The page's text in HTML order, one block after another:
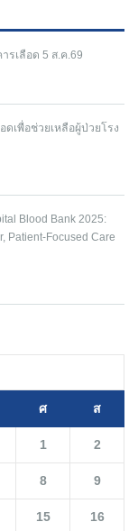
รเลือด 5 ส.ค.69
เพื่อช่วยเหลือผู้ป่วยโรง
Blood Bank 2025:
Patient-Focused Care
ศ ส
1 2
8 9
15 16